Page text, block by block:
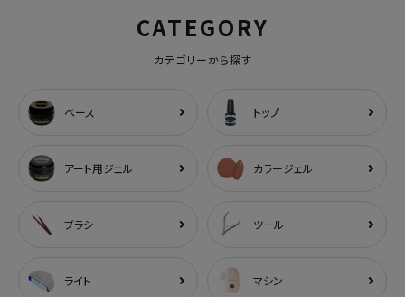
CATEGORY
カテゴリーから探す
ベース トップ
アート用ジェル カラージェル
ブラシ ツール
ライト マシン